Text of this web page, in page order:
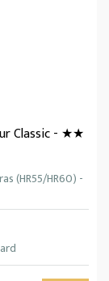
Classic - ★★
(HR55/HR60) -